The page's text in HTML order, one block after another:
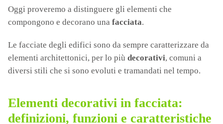
Oggi proveremo a distinguere gli elementi che
compongono e decorano una facciata.
Le facciate degli edifici sono da sempre caratterizzare da
elementi architettonici, per lo più decorativi, comuni a
diversi stili che si sono evoluti e tramandati nel tempo.
Elementi decorativi in facciata:
definizioni, funzioni e caratteristiche